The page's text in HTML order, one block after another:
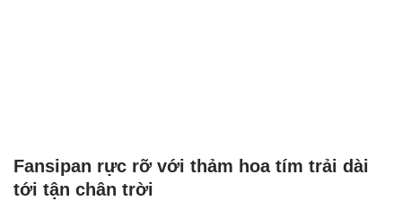
Fansipan rực rỡ với thảm hoa tím trải dài
tới tận chân trời